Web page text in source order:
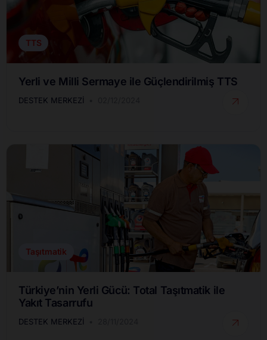
TTS
Yerli ve Milli Sermaye ile Güçlendirilmiş TTS
DESTEK MERKEZI
Taşıtmatik
Türkiye’nin Yerli Gücü: Total Taşıtmatik ile
Yakıt Tasarrufu
DESTEK MERKEZI